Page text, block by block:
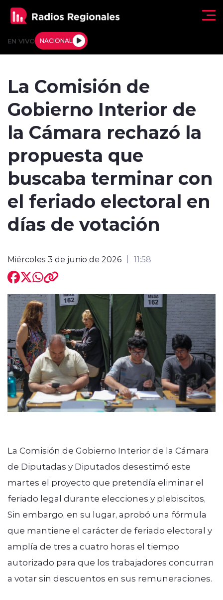
EN VIVO NACIONAL
Internacional
Regiones al Aire
Entrevistas
modo claro
La Comisión de
Gobierno Interior de
la Cámara rechazó la
propuesta que
buscaba terminar con
el feriado electoral en
días de votación
Miércoles 3 de junio de 2026 11:58
La Comisión de Gobierno Interior de la Cámara
de Diputadas y Diputados desestimó este
martes el proyecto que pretendía eliminar el
feriado legal durante elecciones y plebiscitos,
Sin embargo, en su lugar, aprobó una fórmula
que mantiene el carácter de feriado electoral y
amplía de tres a cuatro horas el tiempo
autorizado para que los trabajadores concurran
a votar sin descuentos en sus remuneraciones.